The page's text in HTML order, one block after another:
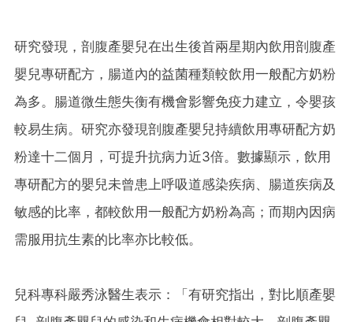
研究發現，剖腹產嬰兒在出生後首兩星期內飲用剖腹產
嬰兒專研配方，腸道內的益菌種類較飲用一般配方奶粉
為多。腸道微生態失衡有機會影響免疫力建立，令嬰孩
較易生病。研究亦發現剖腹產嬰兒持續飲用專研配方奶
粉達十二個月，可提升抗病力近3倍。數據顯示，飲用
專研配方的嬰兒未曾患上呼吸道感染疾病、腸道疾病及
敏感的比率，都較飲用一般配方奶粉為高；而期內因病
需服用抗生素的比率亦比較低。
兒科專科嚴秀泳醫生表示：「有研究指出，對比順產嬰